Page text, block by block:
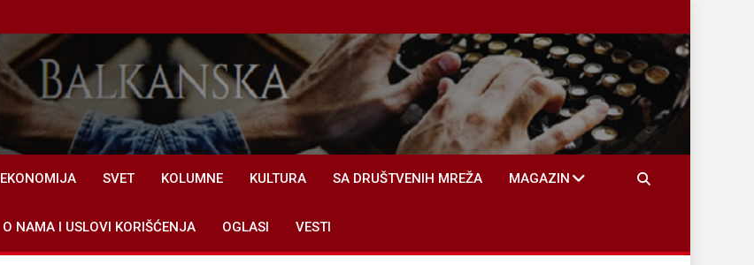
EKONOMIJA SVET KOLUMNE KULTURA SA DRUŠTVENIH MREŽA MAGAZIN
O NAMA I USLOVI KORIŠĆENJA OGLASI VESTI